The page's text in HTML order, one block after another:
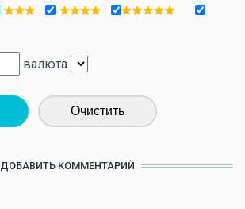
валюта
Очистить
ДОБАВИТЬ КОММЕНТАРИЙ